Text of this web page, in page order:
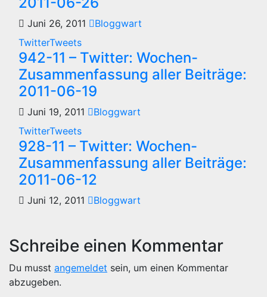
Juni 26, 2011
Bloggwart
TwitterTweets
942-11 – Twitter: Wochen-
Zusammenfassung aller Beiträge:
2011-06-19
Juni 19, 2011
Bloggwart
TwitterTweets
928-11 – Twitter: Wochen-
Zusammenfassung aller Beiträge:
2011-06-12
Juni 12, 2011 Bloggwart
Schreibe einen Kommentar
Du musst angemeldet sein, um einen Kommentar
abzugeben.